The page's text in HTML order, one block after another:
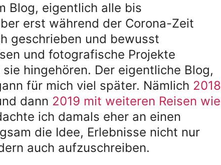
Blog, eigentlich alle bis
erst während der Corona-Zeit
geschrieben und bewusst
und fotografische Projekte
hingehören. Der eigentliche Blog,
für mich viel später. Nämlich 2018
dann 2019 mit weiteren Reisen wie
ich damals eher an einen
die Idee, Erlebnisse nicht nur
auch aufzuschreiben.